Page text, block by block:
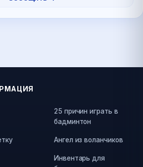
25 причин играть в
бадминтон
Ангел из воланчиков
Инвентарь для